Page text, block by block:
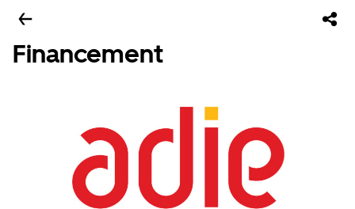
Financement